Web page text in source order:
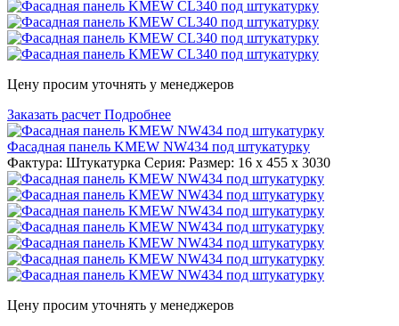
Цену просим уточнять у менеджеров
Заказать расчет Подробнее
Фасадная панель KMEW NW434 под штукатурку
Фактура: Штукатурка Серия: Размер: 16 x 455 x 3030
Цену просим уточнять у менеджеров